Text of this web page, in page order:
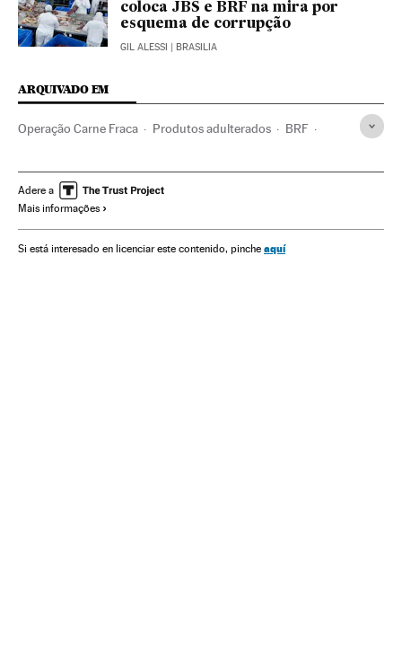
coloca JBS e BRF na mira por
esquema de corrupção
GIL ALESSI | BRASILIA
ARQUIVADO EM
Operação Carne Fraca Produtos adulterados BRF
Produtos cárnicos Controle qualidade
Comércio exterior
Corrupção América do Norte Brasil Gado
Adere a
Mais informações
Si está interesado en licenciar este contenido, pinche aquí